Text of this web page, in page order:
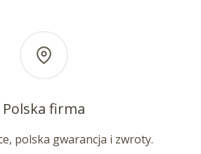
Polska firma
polska gwarancja i zwroty.